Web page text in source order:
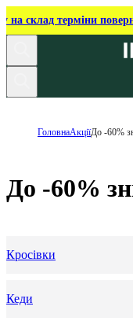
на склад терміни
ГоловнаАкціїДо -60%
До -60%
Кросівки
Кеди